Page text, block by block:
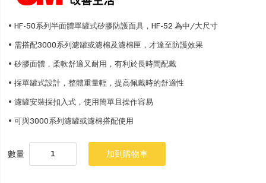
• HF-50系列半面體單罐式矽膠防護面具，HF-52 為中/大尺寸
• 需搭配3000系列濾罐或濾棉及濾棉匣，才達至防護效果
• 矽膠面體，柔軟舒適又耐用，有利於長時間配戴
• 採單罐式設計，整體重量輕，提高佩戴時的舒適性
• 濾罐安裝採扣入式，使用簡單且操作容易
• 可與3000系列濾罐或濾棉搭配使用
數量 加到購物車